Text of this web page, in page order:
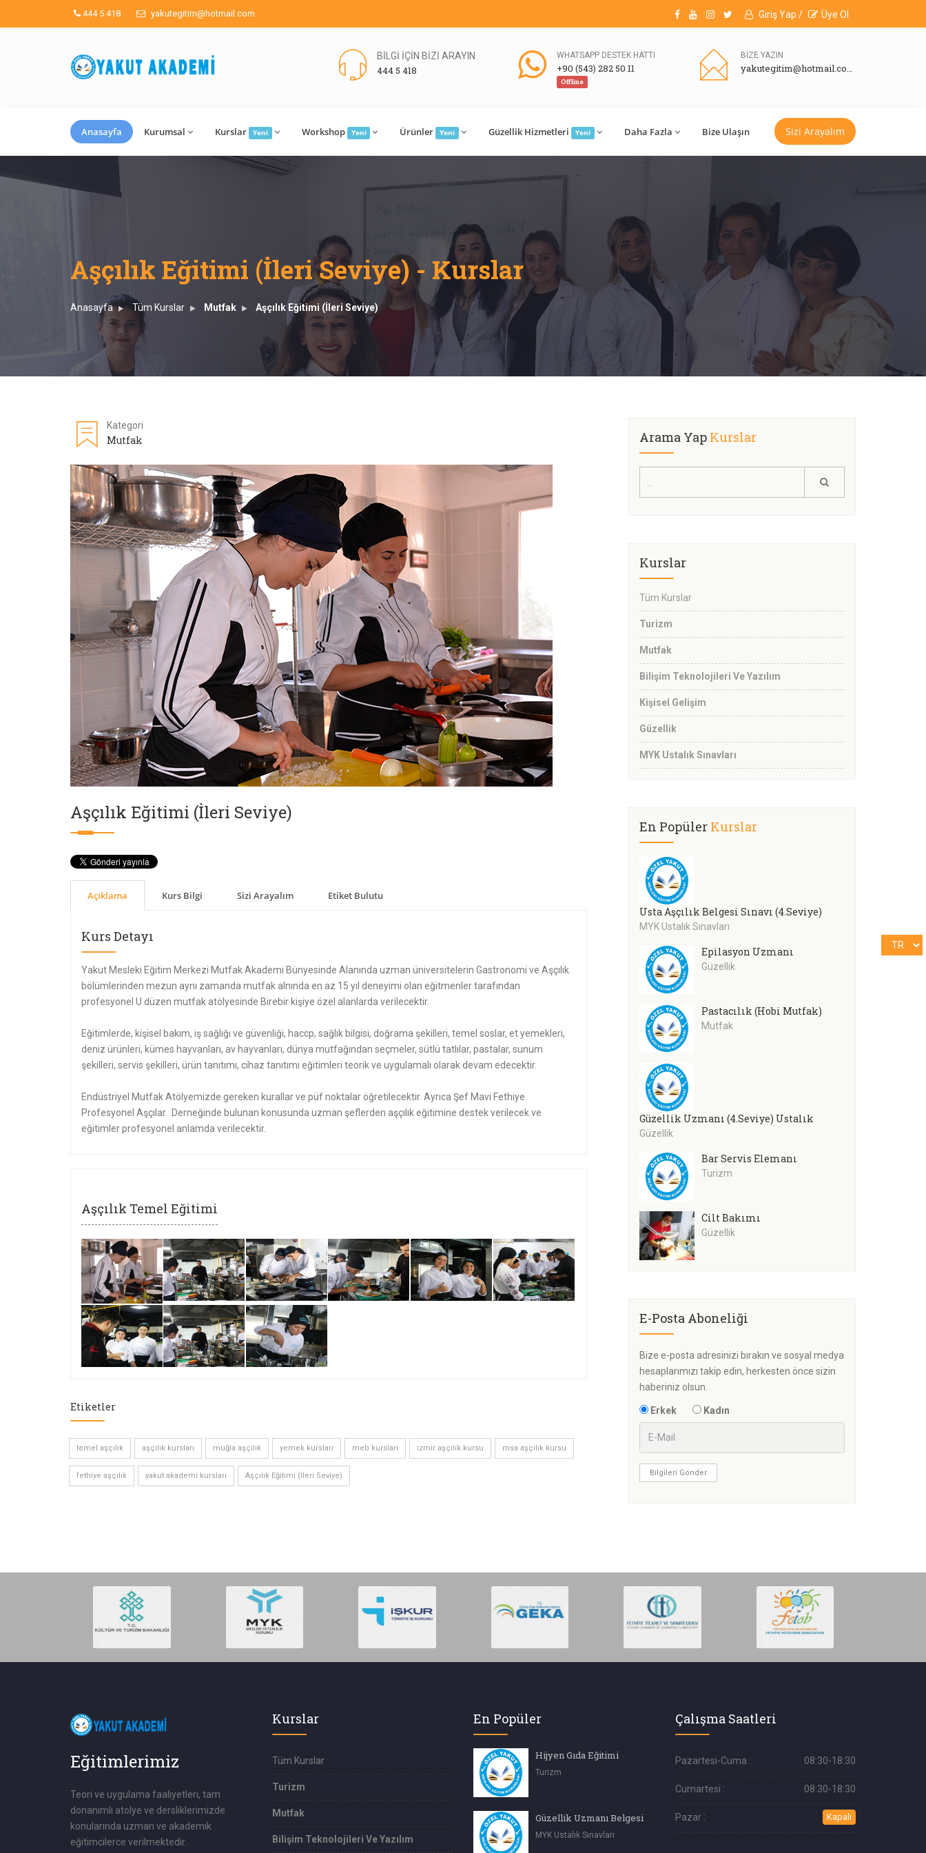
444 5 418 yakutegitim@hotmail.com Giriş Yap / Üye Ol
BİLGİ İÇİN BİZİ ARAYIN
444 5 418
WHATSAPP DESTEK HATTI
+90 (543) 282 50 11
Offline
BİZE YAZIN
yakutegitim@hotmail.com
Anasayfa Kurumsal Kurslar Yeni Workshop Yeni Ürünler Yeni Güzellik Hizmetleri Yeni Daha Fazla Bize Ulaşın Sizi Arayalım
Aşçılık Eğitimi (İleri Seviye) - Kurslar
Anasayfa Tüm Kurslar Mutfak Aşçılık Eğitimi (İleri Seviye)
Kategori
Mutfak
Aşçılık Eğitimi (İleri Seviye)
Açıklama Kurs Bilgi Sizi Arayalım Etiket Bulutu
Kurs Detayı
Yakut Mesleki Eğitim Merkezi Mutfak Akademi Bünyesinde Alanında uzman üniversitelerin Gastronomi ve Aşçılık
bölümlerinden mezun aynı zamanda mutfak alnında en az 15 yıl deneyimi olan eğitmenler tarafından
profesyonel U düzen mutfak atölyesinde Birebir kişiye özel alanlarda verilecektir.
Eğitimlerde, kişisel bakım, iş sağlığı ve güvenliği, haccp, sağlık bilgisi, doğrama şekilleri, temel soslar, et yemekleri,
deniz ürünleri, kümes hayvanları, av hayvanları, dünya mutfağından seçmeler, sütlü tatlılar, pastalar, sunum
şekilleri, servis şekilleri, ürün tanıtımı, cihaz tanıtımı eğitimleri teorik ve uygulamalı olarak devam edecektir.
Endüstriyel Mutfak Atölyemizde gereken kurallar ve püf noktalar öğretilecektir. Ayrıca Şef Mavi Fethiye
Profesyonel Aşçılar. Derneğinde bulunan konusunda uzman şeflerden aşçılık eğitimine destek verilecek ve
eğitimler profesyonel anlamda verilecektir.
Aşçılık Temel Eğitimi
Etiketler
temel aşçılık aşçılık kursları muğla aşçılık yemek kursları meb kursları izmir aşçılık kursu msa aşçılık kursu
fethiye aşçılık yakut akademi kursları Aşçılık Eğitimi (İleri Seviye)
Arama Yap Kurslar
Kurslar
Tüm Kurslar
Turizm
Mutfak
Bilişim Teknolojileri Ve Yazılım
Kişisel Gelişim
Güzellik
MYK Ustalık Sınavları
En Popüler Kurslar
Usta Aşçılık Belgesi Sınavı (4.Seviye)
MYK Ustalık Sınavları
Epilasyon Uzmanı
Güzellik
Pastacılık (Hobi Mutfak)
Mutfak
Güzellik Uzmanı (4.Seviye) Ustalık
Güzellik
Bar Servis Elemanı
Turizm
Cilt Bakımı
Güzellik
E-Posta Aboneliği
Bize e-posta adresinizi bırakın ve sosyal medya
hesaplarımızı takip edin, herkesten önce sizin
haberiniz olsun.
Erkek Kadın
Bilgileri Gönder
Eğitimlerimiz
Teori ve uygulama faaliyetleri, tam
donanımlı atolye ve dersliklerimizde
konularında uzman ve akademik
eğitimcilerce verilmektedir.
Kurslar
Tüm Kurslar
Turizm
Mutfak
Bilişim Teknolojileri Ve Yazılım
En Popüler
Hijyen Gıda Eğitimi
Turizm
MYK Ustalık Sınavları
Çalışma Saatleri
Pazartesi-Cuma : 08:30-18:30
Cumartesi : 08:30-18:30
Pazar : Kapalı